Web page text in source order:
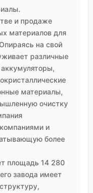
жесткие
Новые
от электроники
потребителями
Их
— это не просто
рынков со
и
быть
ЖК-
в допустимых
при
и продаже
материалов для
на свой
различные
материалы,
очистку
и
более
площадь 14 280
завода имеет